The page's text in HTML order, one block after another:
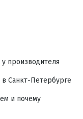
производителя
Санкт-Петербурге
и почему